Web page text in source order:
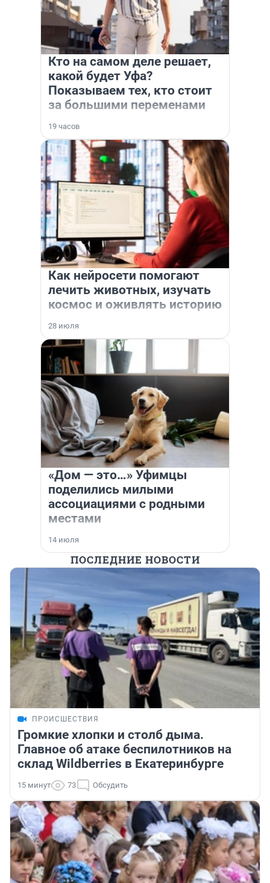
Кто на самом деле решает,
какой будет Уфа?
Показываем тех, кто стоит
за большими переменами
19 часов
Как нейросети помогают
лечить животных, изучать
космос и оживлять историю
28 июля
«Дом — это…» Уфимцы
поделились милыми
ассоциациями с родными
местами
14 июля
ПОСЛЕДНИЕ НОВОСТИ
ПРОИСШЕСТВИЯ
Громкие хлопки и столб дыма.
Главное об атаке беспилотников на
склад Wildberries в Екатеринбурге
15 минут 73 Обсудить